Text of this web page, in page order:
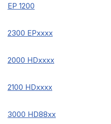
EP 1200
2300 EPxxxx
2000 HDxxxx
2100 HDxxxx
3000 HD88xx